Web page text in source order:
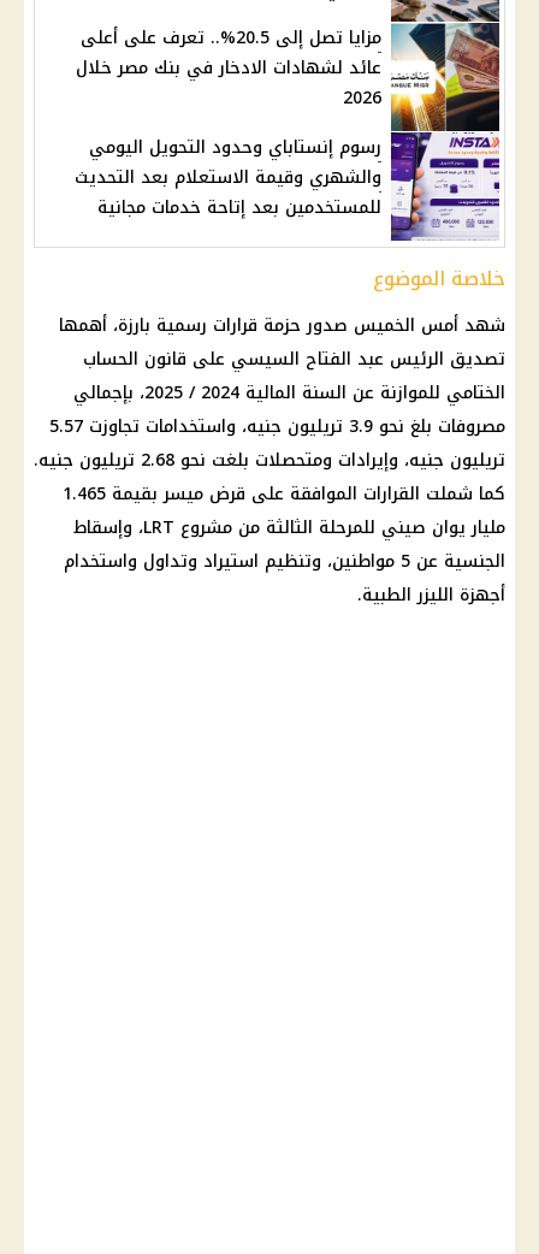
مزايا تصل إلى 20.5%.. تعرف على أعلى
عائد لشهادات الادخار في بنك مصر خلال
2026
رسوم إنستاباي وحدود التحويل اليومي
والشهري وقيمة الاستعلام بعد التحديث
للمستخدمين بعد إتاحة خدمات مجانية
خلاصة الموضوع
شهد أمس الخميس صدور حزمة قرارات رسمية بارزة، أهمها
تصديق الرئيس عبد الفتاح السيسي على قانون الحساب
الختامي للموازنة
عن السنة المالية 2024 / 2025، بإجمالي
مصروفات بلغ نحو 3.9 تريليون جنيه، واستخدامات تجاوزت 5.57
تريليون جنيه، وإيرادات ومتحصلات بلغت نحو 2.68 تريليون جنيه.
كما شملت القرارات الموافقة على قرض ميسر بقيمة 1.465
مليار يوان صيني للمرحلة الثالثة من مشروع LRT، وإسقاط
الجنسية عن 5 مواطنين، وتنظيم استيراد وتداول واستخدام
أجهزة الليزر الطبية.